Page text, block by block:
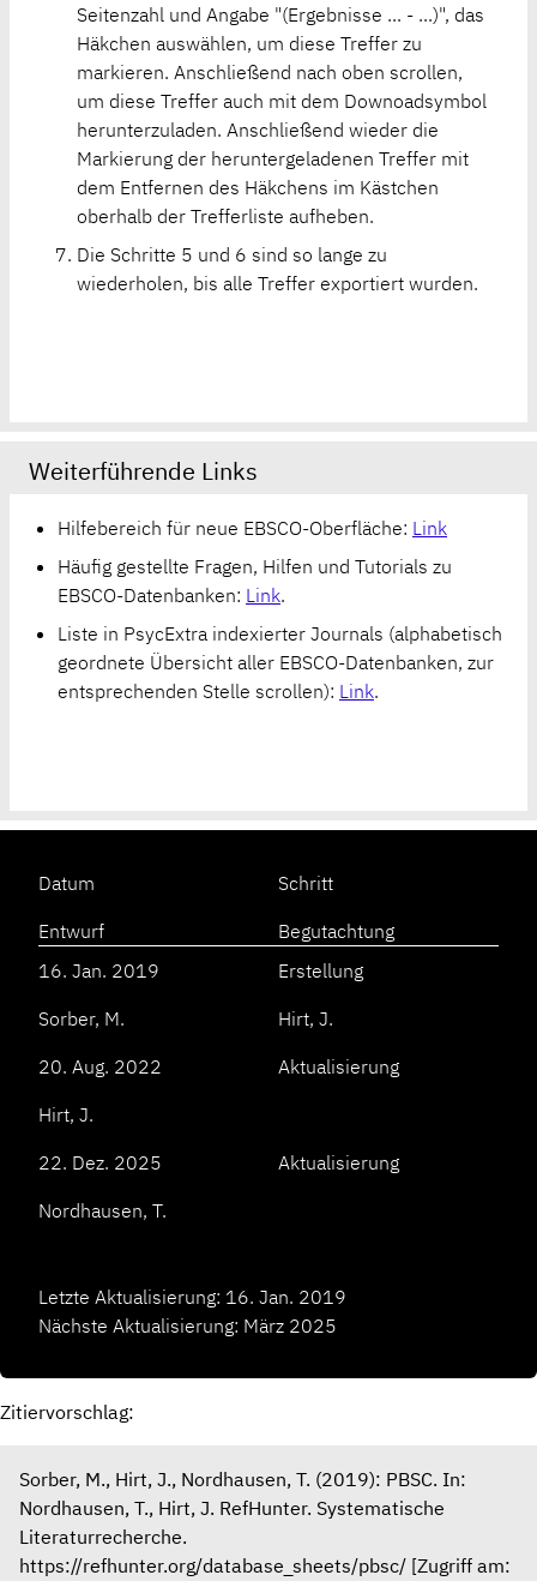
Seitenzahl und Angabe "(Ergebnisse ... - ...)", das
Häkchen auswählen, um diese Treffer zu
markieren. Anschließend nach oben scrollen,
um diese Treffer auch mit dem Downoadsymbol
herunterzuladen. Anschließend wieder die
Markierung der heruntergeladenen Treffer mit
dem Entfernen des Häkchens im Kästchen
oberhalb der Trefferliste aufheben.
Die Schritte 5 und 6 sind so lange zu
wiederholen, bis alle Treffer exportiert wurden.
Weiterführende Links
Hilfebereich für neue EBSCO-Oberfläche: Link
Häufig gestellte Fragen, Hilfen und Tutorials zu
EBSCO-Datenbanken: Link.
Liste in PsycExtra indexierter Journals (alphabetisch
geordnete Übersicht aller EBSCO-Datenbanken, zur
entsprechenden Stelle scrollen): Link.
Datum
Schritt
Entwurf
Begutachtung
16. Jan. 2019
Erstellung
Sorber, M.
Hirt, J.
20. Aug. 2022
Aktualisierung
Hirt, J.
22. Dez. 2025
Aktualisierung
Nordhausen, T.
Letzte Aktualisierung: 16. Jan. 2019
Nächste Aktualisierung: März 2025
Zitiervorschlag:
Sorber, M., Hirt, J., Nordhausen, T. (2019): PBSC. In:
Nordhausen, T., Hirt, J. RefHunter. Systematische
Literaturrecherche.
https://refhunter.org/database_sheets/pbsc/ [Zugriff am: